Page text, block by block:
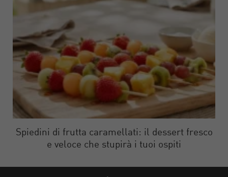
Spiedini di frutta caramellati: il dessert fresco
e veloce che stupirà i tuoi ospiti